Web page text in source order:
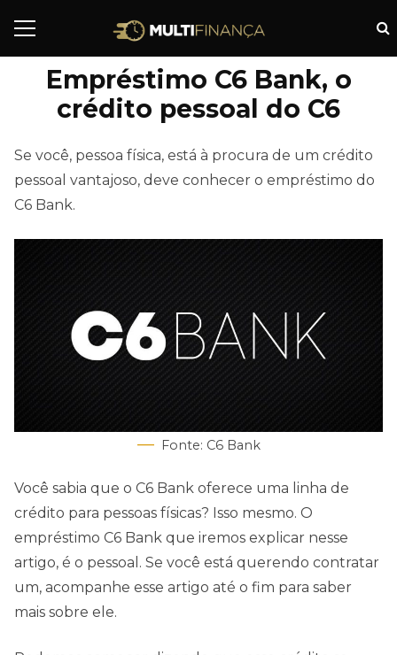
Empréstimo C6 Bank, o
crédito pessoal do C6
Se você, pessoa física, está à procura de um crédito
pessoal vantajoso, deve conhecer o empréstimo do
C6 Bank.
Fonte: C6 Bank
Você sabia que o C6 Bank oferece uma linha de
crédito para pessoas físicas? Isso mesmo. O
empréstimo C6 Bank que iremos explicar nesse
artigo, é o pessoal. Se você está querendo contratar
um, acompanhe esse artigo até o fim para saber
mais sobre ele.